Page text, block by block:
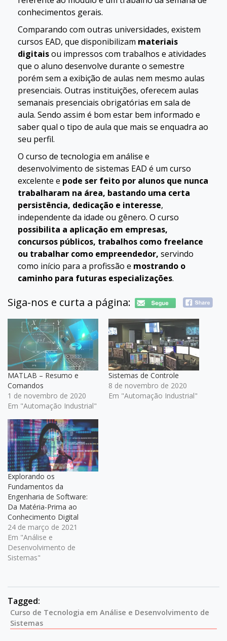
conhecimentos gerais.
Comparando com outras universidades, existem
cursos EAD, que disponibilizam materiais
digitaisou impressos com trabalhos e atividades
que o aluno desenvolve durante o semestre
porém sem a exibição de aulas nem mesmo aulas
presenciais. Outras instituições, oferecem aulas
semanais presenciais obrigatórias em sala de
aula. Sendo assim é bom estar bem informado e
saber qual o tipo de aula que mais se enquadra ao
seu perfil.
O curso de tecnologia em análise e
desenvolvimento de sistemas EAD é um curso
excelente e pode ser feito por alunos que nunca
trabalharam na área, bastando uma certa
persistência, dedicação e interesse,
independente da idade ou gênero. O curso
possibilita a aplicação em empresas,
concursos públicos, trabalhos como freelance
ou trabalhar como empreendedor, servindo
como início para a profissão e mostrando o
caminho para futuras especializações.
Siga-nos e curta a página:
MATLAB – Resumo e
Comandos
1 de novembro de 2020
Em "Automação Industrial"
Sistemas de Controle
8 de novembro de 2020
Em "Automação Industrial"
Explorando os
Fundamentos da
Engenharia de Software:
Da Matéria-Prima ao
Conhecimento Digital
24 de março de 2021
Em "Análise e
Desenvolvimento de
Sistemas"
Tagged:
Curso de Tecnologia em Análise e Desenvolvimento de
Sistemas